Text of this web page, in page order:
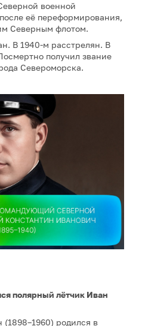
военной
её переформирования,
Северным флотом.
В 1940-м расстрелян. В
получил звание
Североморска.
полярный лётчик Иван
родился в